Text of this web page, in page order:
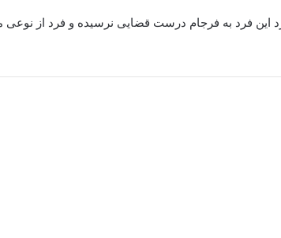
این فرد به فرجام درست قضایی نرسیده و فرد از نوعی